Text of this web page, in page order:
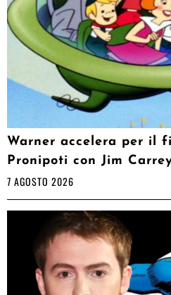
Warner accelera per il
Pronipoti con Jim
7 AGOSTO 2026